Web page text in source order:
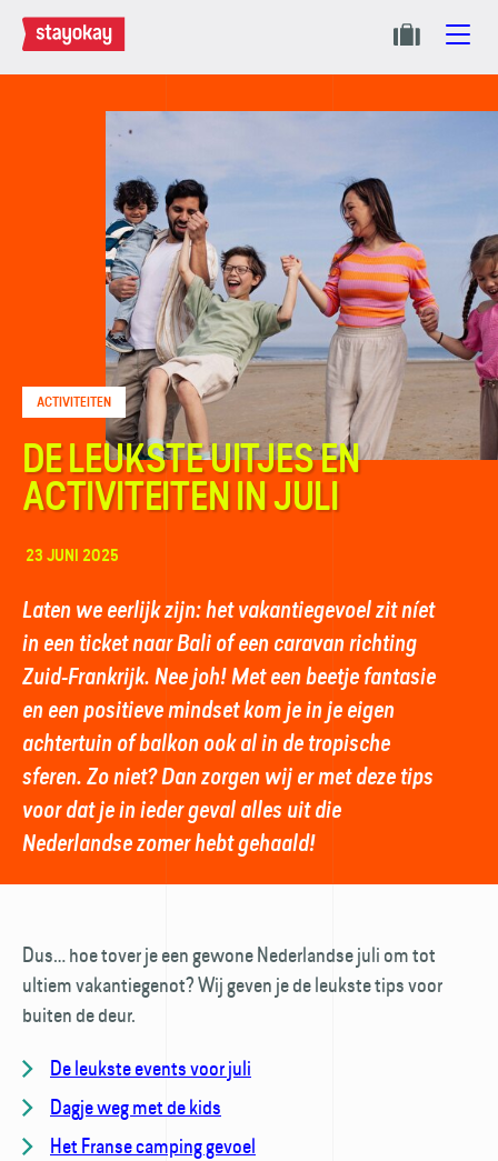
ACTIVITEITEN
DE LEUKSTE UITJES EN
ACTIVITEITEN IN JULI
23 JUNI 2025
Laten we eerlijk zijn: het vakantiegevoel zit níet
in een ticket naar Bali of een caravan richting
Zuid-Frankrijk. Nee joh! Met een beetje fantasie
en een positieve mindset kom je in je eigen
achtertuin of balkon ook al in de tropische
sferen. Zo niet? Dan zorgen wij er met deze tips
voor dat je in ieder geval alles uit die
Nederlandse zomer hebt gehaald!
Dus… hoe tover je een gewone Nederlandse juli om tot
ultiem vakantiegenot? Wij geven je de leukste tips voor
buiten de deur.
De leukste events voor juli
Dagje weg met de kids
Het Franse camping gevoel